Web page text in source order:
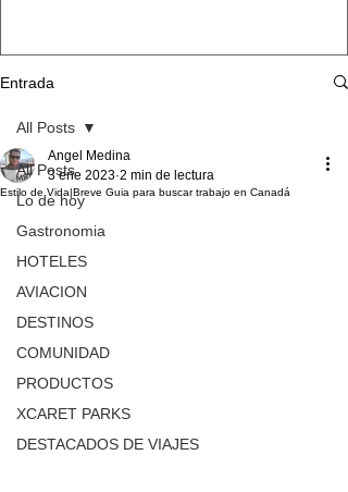
Entrada
All Posts
Lo de hoy
Gastronomia
HOTELES
AVIACION
DESTINOS
COMUNIDAD
PRODUCTOS
XCARET PARKS
DESTACADOS DE VIAJES
All Posts
Estilo de Vida|Breve Guia para buscar trabajo en Canadá
Angel Medina
3 ene 2023 2 min de lectura